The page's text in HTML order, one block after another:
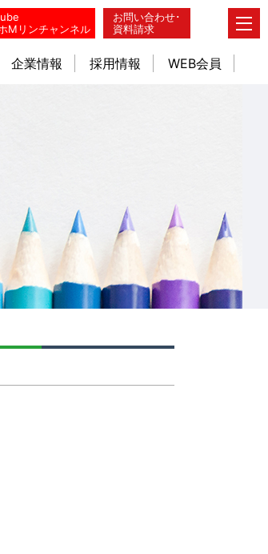
お問い合わせ･
資料請求
Mリンチャンネル
企業情報 採用情報 WEB会員